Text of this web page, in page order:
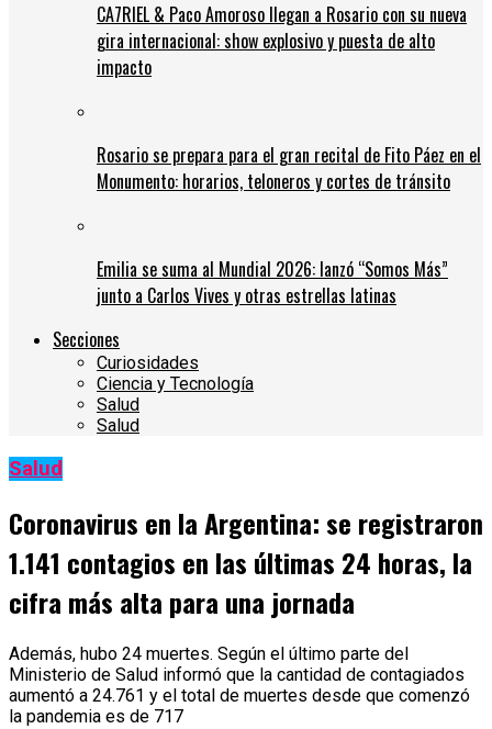
CA7RIEL & Paco Amoroso llegan a Rosario con su nueva
gira internacional: show explosivo y puesta de alto
impacto
Rosario se prepara para el gran recital de Fito Páez en el
Monumento: horarios, teloneros y cortes de tránsito
Emilia se suma al Mundial 2026: lanzó “Somos Más”
junto a Carlos Vives y otras estrellas latinas
Secciones
Curiosidades
Ciencia y Tecnología
Salud
Salud
Salud
Coronavirus en la Argentina: se registraron
1.141 contagios en las últimas 24 horas, la
cifra más alta para una jornada
Además, hubo 24 muertes. Según el último parte del
Ministerio de Salud informó que la cantidad de contagiados
aumentó a 24.761 y el total de muertes desde que comenzó
la pandemia es de 717